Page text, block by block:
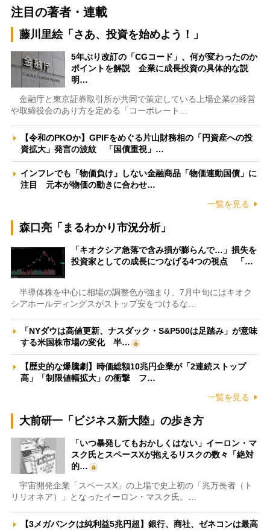
注目の著者・連載
藤川里絵「さあ、投資を始めよう！」
5年ぶり改訂の「CGコード」、何が変わったのか
ポイントを解説 企業に成長投資の具体的な説
明…
金融庁と東京証券取引所が共同で策定している上場企業の経営
や取締役会のあり方を定める「コーポレート…
【令和のPKOか】GPIFをめぐる片山財務相の「円資産への投
資拡大」発言の波紋 「国債重視」…
インフレでも「物価負け」しない金融商品「物価連動国債」に
注目 元本が物価の動きに合わせ…
一覧を見る
森口亮「まるわかり市況分析」
「キオクシア急落で含み損が膨らんで…」損失を
投資家としての成長につなげる4つの視点 「…
半導体株を中心に相場の調整色が強まり、7月中旬にはキオク
シアホールディングスがストップ安をつけるな…
「NYダウは高値更新、ナスダック・S&P500は足踏み」が意味
する米国株市場の変化 半…
【歴史的な爆騰劇】時価総額10兆円企業が「2連続ストップ
高」「制限値幅拡大」の衝撃 フ…
一覧を見る
大前研一「ビジネス新大陸」の歩き方
「いつ暴発してもおかしくはない」イーロン・マ
スク氏とスペースXが抱えるリスクの数々「絶対
的…
宇宙開発企業「スペースX」の上場で史上初の「兆万長者（ト
リリオネア）」となったイーロン・マスク氏。…
【3メガバンクは純利益5兆円超】銀行、商社、ゼネコンは最高